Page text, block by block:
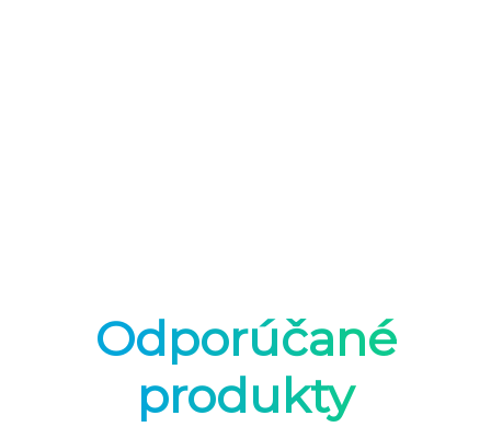
Odporúčané
produkty